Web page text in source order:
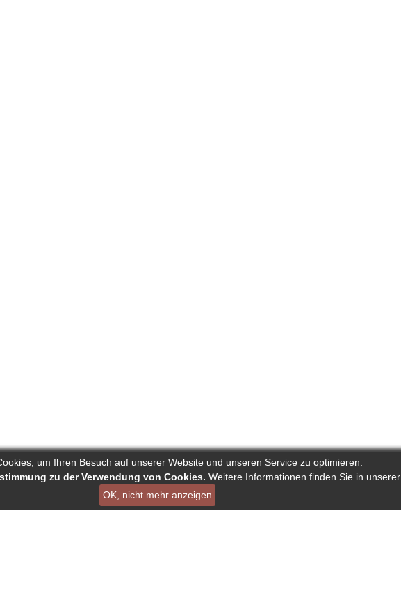
um Ihren Besuch auf unserer Website und unseren Service zu optimieren.
zu der Verwendung von Cookies. Weitere Informationen finden Sie in unserer
OK, nicht mehr anzeigen